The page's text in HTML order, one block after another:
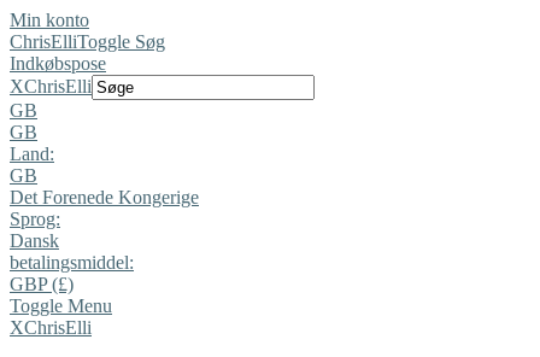
Min konto
ChrisElliToggle Søg
Indkøbspose
XChrisElli
GB
GB
Land:
GB
Det Forenede Kongerige
Sprog:
Dansk
betalingsmiddel:
GBP (£)
Toggle Menu
XChrisElli